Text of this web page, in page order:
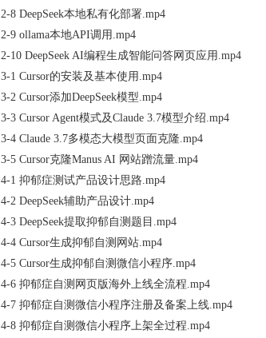
2-8 DeepSeek本地私有化部署.mp4
2-9 ollama本地API调用.mp4
2-10 DeepSeek AI编程生成智能问答网页应用.mp4
3-1 Cursor的安装及基本使用.mp4
3-2 Cursor添加DeepSeek模型.mp4
3-3 Cursor Agent模式及Claude 3.7模型介绍.mp4
3-4 Claude 3.7多模态大模型页面克隆.mp4
3-5 Cursor克隆Manus AI 网站蹭流量.mp4
4-1 抑郁症测试产品设计思路.mp4
4-2 DeepSeek辅助产品设计.mp4
4-3 DeepSeek提取抑郁自测题目.mp4
4-4 Cursor生成抑郁自测网站.mp4
4-5 Cursor生成抑郁自测微信小程序.mp4
4-6 抑郁症自测网页版海外上线全流程.mp4
4-7 抑郁症自测微信小程序注册及备案上线.mp4
4-8 抑郁症自测微信小程序上架全过程.mp4